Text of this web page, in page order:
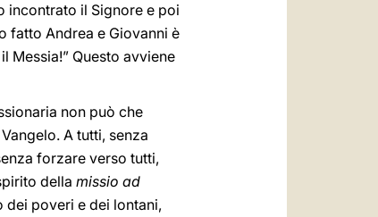
incontrato il Signore e poi
fatto Andrea e Giovanni è
Messia!” Questo avviene
non può che
A tutti, senza
forzare verso tutti,
della missio ad
dei poveri e dei lontani,